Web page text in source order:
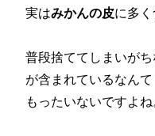
実はみかんの皮に多
普段捨ててしまいが
が含まれているなんて
もったいないですよね